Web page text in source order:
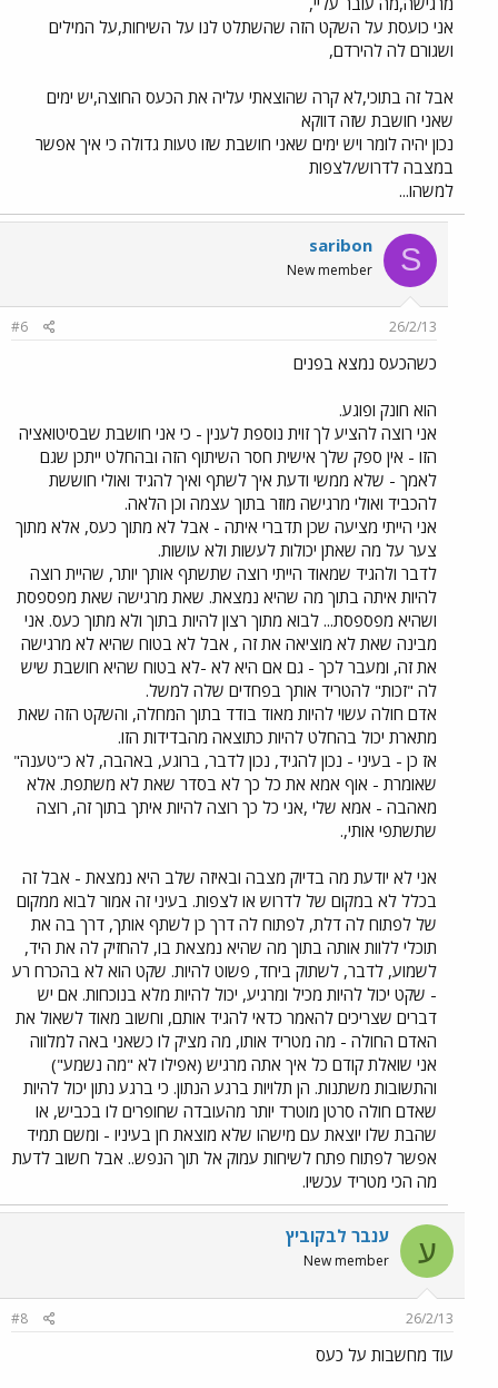
אני כועסת על השקט הזה שהשתלט לנו על השיחות,על המילים
ושגורם לה להירדם,
אבל זה בתוכי,לא קרה שהוצאתי עליה את הכעס החוצה,יש ימים
שאני חושבת שזה דווקא
נכון יהיה לומר ויש ימים שאני חושבת שזו טעות גדולה כי איך אפשר
במצבה לדרוש/לצפות
למשהו...
S
saribon
New member
26/2/13
#6
כשהכעס נמצא בפנים
הוא חונק ופוגע.
אני רוצה להציע לך זוית נוספת לענין - כי אני חושבת שבסיטואציה
הזו - אין ספק שלך אישית חסר השיתוף הזה ובהחלט ייתכן שגם
לאמך - שלא ממשי ודעת איך לשתף ואיך להגיד ואולי חוששת
להכביד ואולי מרגישה מוזר בתוך עצמה וכן הלאה.
אני הייתי מציעה שכן תדברי איתה - אבל לא מתוך כעס, אלא מתוך
צער על מה שאתן יכולות לעשות ולא עושות.
לדבר ולהגיד שמאוד הייתי רוצה שתשתף אותך יותר, שהיית רוצה
להיות איתה בתוך מה שהיא נמצאת. שאת מרגישה שאת מפספסת
ושהיא מפספסת... לבוא מתוך רצון להיות בתוך ולא מתוך כעס. אני
מבינה שאת לא מוציאה את זה , אבל לא בטוח שהיא לא מרגישה
את זה, ומעבר לכך - גם אם היא לא -לא בטוח שהיא חושבת שיש
לה "זכות" להטריד אותך בפחדים שלה למשל.
אדם חולה עשוי להיות מאוד בודד בתוך המחלה, והשקט הזה שאת
מתארת יכול בהחלט להיות כתוצאה מהבדידות הזו.
אז כן - בעיני - נכון להגיד, נכון לדבר, ברוגע, באהבה, לא כ"טענה"
שאומרת - אוף אמא את כל כך לא בסדר שאת לא משתפת. אלא
מאהבה - אמא שלי ,אני כל כך רוצה להיות איתך בתוך זה, רוצה
שתשתפי אותי,.
אני לא יודעת מה בדיוק מצבה ובאיזה שלב היא נמצאת - אבל זה
בכלל לא במקום של לדרוש או לצפות. בעיני זה אמור לבוא ממקום
של לפתוח לה דלת, לפתוח לה דרך כן לשתף אותך, דרך בה את
תוכלי ללוות אותה בתוך מה שהיא נמצאת בו, להחזיק לה את היד,
לשמוע, לדבר, לשתוק ביחד, פשוט להיות. שקט הוא לא בהכרח רע
- שקט יכול להיות מכיל ומרגיע, יכול להיות מלא בנוכחות. אם יש
דברים שצריכים להאמר כדאי להגיד אותם, וחשוב מאוד לשאול את
האדם החולה - מה מטריד אותו, מה מציק לו כשאני באה למלווה
אני שואלת קודם כל איך אתה מרגיש (אפילו לא "מה נשמע")
והתשובות משתנות. הן תלויות ברגע הנתון. כי ברגע נתון יכול להיות
שאדם חולה סרטן מוטרד יותר מהעובדה שחופרים לו בכביש, או
שהבת שלו יוצאת עם מישהו שלא מוצאת חן בעיניו - ומשם תמיד
אפשר לפתוח פתח לשיחות עמוק אל תוך הנפש.. אבל חשוב לדעת
מה הכי מטריד עכשיו.
ע ענבר לבקוביץ
New member
26/2/13
#8
עוד מחשבות על כעס